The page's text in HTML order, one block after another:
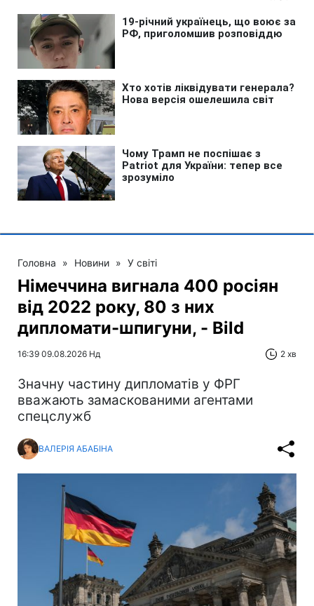
Головна » Новини » У світі
Німеччина вигнала 400 росіян
від 2022 року, 80 з них
дипломати-шпигуни, - Bild
16:39 09.08.2026 Нд 2 хв
Значну частину дипломатів у ФРГ
вважають замаскованими агентами
спецслужб
ВАЛЕРІЯ АБАБІНА